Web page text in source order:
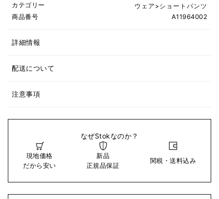
カテゴリー
ウェア>ショートパンツ
商品番号
A11964002
詳細情報
配送について
注意事項
なぜStokなのか？
現地価格
だから安い
新品
正規品保証
関税・送料込み